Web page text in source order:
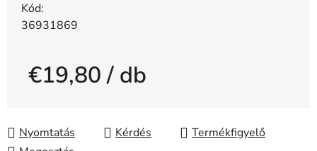
Kód:
36931869
€19,80/ db
Nyomtatás
Kérdés